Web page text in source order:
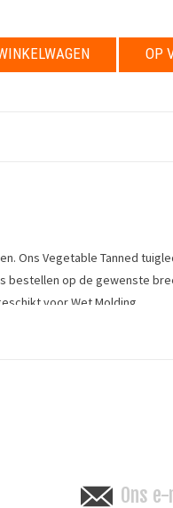
OP
Ons Vegetable Tanned
bestellen op de gewenste
voor Wet Molding.
Ons